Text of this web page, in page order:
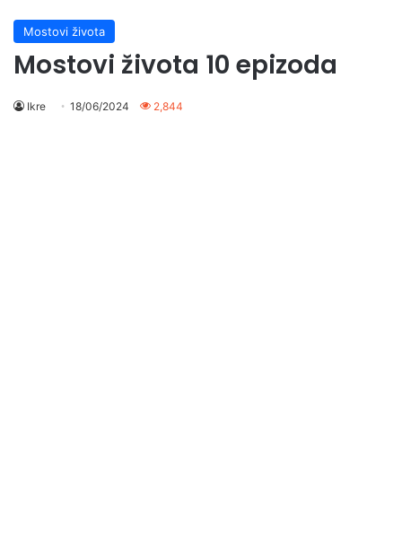
Mostovi života
Mostovi života 10 epizoda
Ikre 18/06/2024 2,844